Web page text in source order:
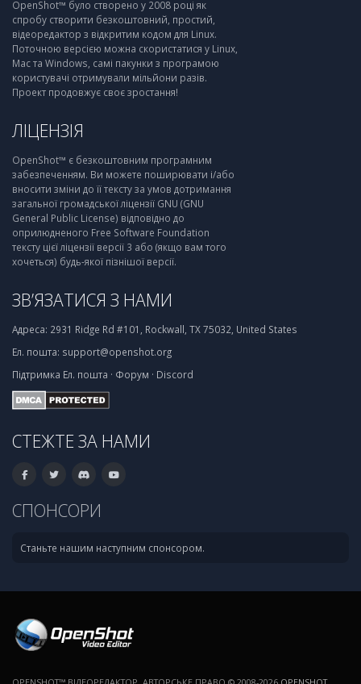
OpenShot™ було створено у 2008 році як
спробу створити безкоштовний, простий,
відеоредактор з відкритим кодом для Linux.
Поточною версією можна скористатися у Linux,
Mac та Windows, самі пакунки з програмою
користувачі отримували мільйони разів.
Проект продовжує своє зростання!
ЛІЦЕНЗІЯ
OpenShot™ є безкоштовним програмним
забезпеченням. Ви можете поширювати і/або
вносити зміни до її тексту за умов дотримання
загальної громадської ліцензії GNU (GNU
General Public License) відповідно до
оприлюдненого Free Software Foundation
тексту цієї ліцензії версії 3 або (якщо вам того
хочеться) будь-якої пізнішої версії.
ЗВ’ЯЗАТИСЯ З НАМИ
Адреса: 2931 Ridge Rd #101, Rockwall, TX 75032, United States
Ел. пошта: support@openshot.org
Підтримка Ел. пошта · Форум · Discord
СТЕЖТЕ ЗА НАМИ
СПОНСОРИ
Станьте нашим наступним спонсором.